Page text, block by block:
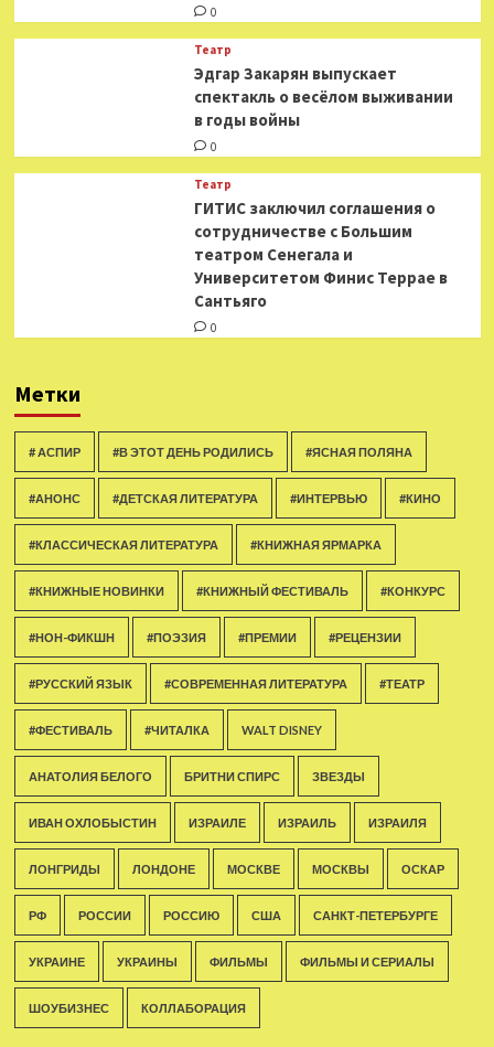
0
Театр
Эдгар Закарян выпускает
спектакль о весёлом выживании
в годы войны
0
Театр
ГИТИС заключил соглашения о
сотрудничестве с Большим
театром Сенегала и
Университетом Финис Террае в
Сантьяго
0
Метки
# АСПИР #В ЭТОТ ДЕНЬ РОДИЛИСЬ #ЯСНАЯ ПОЛЯНА
#АНОНС #ДЕТСКАЯ ЛИТЕРАТУРА #ИНТЕРВЬЮ #КИНО
#КЛАССИЧЕСКАЯ ЛИТЕРАТУРА #КНИЖНАЯ ЯРМАРКА
#КНИЖНЫЕ НОВИНКИ #КНИЖНЫЙ ФЕСТИВАЛЬ #КОНКУРС
#НОН-ФИКШН #ПОЭЗИЯ #ПРЕМИИ #РЕЦЕНЗИИ
#РУССКИЙ ЯЗЫК #СОВРЕМЕННАЯ ЛИТЕРАТУРА #ТЕАТР
#ФЕСТИВАЛЬ #ЧИТАЛКА WALT DISNEY
АНАТОЛИЯ БЕЛОГО БРИТНИ СПИРС ЗВЕЗДЫ
ИВАН ОХЛОБЫСТИН ИЗРАИЛЕ ИЗРАИЛЬ ИЗРАИЛЯ
ЛОНГРИДЫ ЛОНДОНЕ МОСКВЕ МОСКВЫ ОСКАР
РФ РОССИИ РОССИЮ США САНКТ-ПЕТЕРБУРГЕ
УКРАИНЕ УКРАИНЫ ФИЛЬМЫ ФИЛЬМЫ И СЕРИАЛЫ
ШОУБИЗНЕС КОЛЛАБОРАЦИЯ